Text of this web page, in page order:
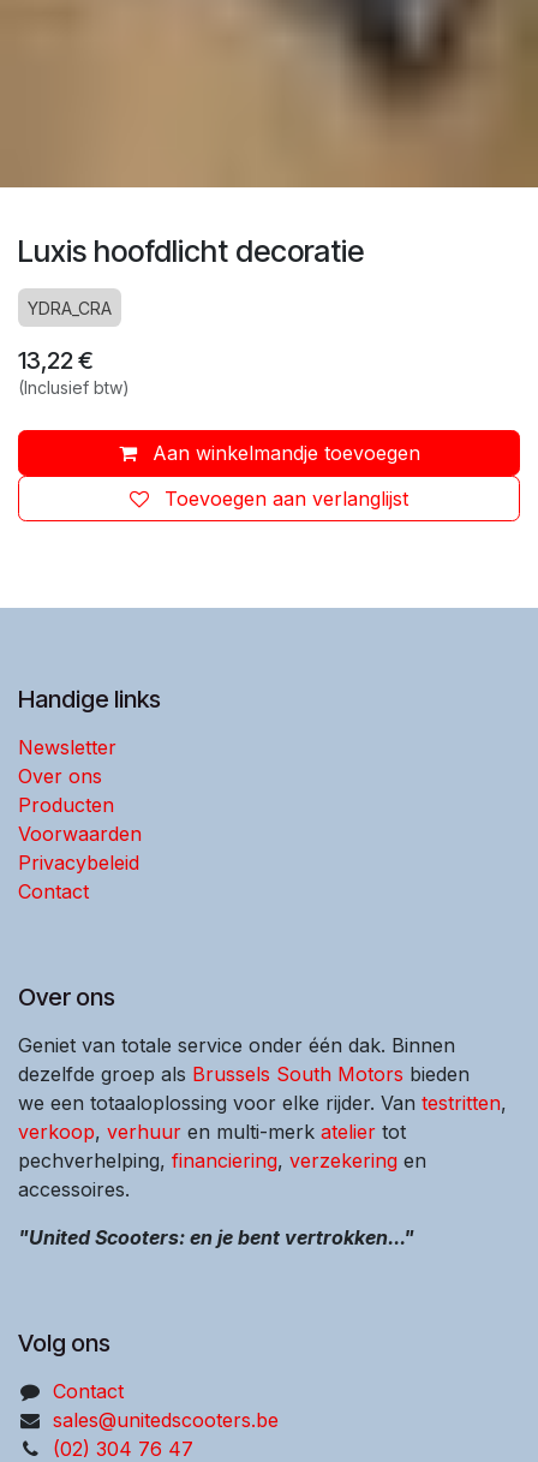
Luxis hoofdlicht decoratie
YDRA_CRA
13,22€
(Inclusief btw)
Aan winkelmandje toevoegen
Toevoegen aan verlanglijst
Handige links
Newsletter
Over ons
Producten
Voorwaarden
Privacybeleid
Contact
Over ons
Geniet van totale service onder één dak. Binnen
dezelfde groep als Brussels South Motors bieden
we een totaaloplossing voor elke rijder. Van testritten,
verkoop, verhuur en multi-merk atelier tot
pechverhelping, financiering, verzekering en
accessoires.
"United Scooters: en je bent vertrokken..."
Volg ons
Contact
sales@unitedscooters.be
(02) 304 76 47